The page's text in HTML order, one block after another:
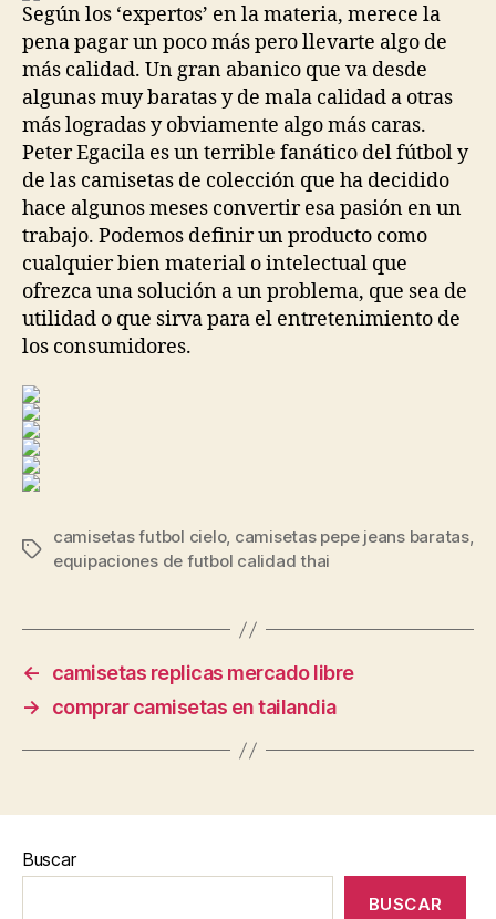
Según los ‘expertos’ en la materia, merece la
pena pagar un poco más pero llevarte algo de
más calidad. Un gran abanico que va desde
algunas muy baratas y de mala calidad a otras
más logradas y obviamente algo más caras.
Peter Egacila es un terrible fanático del fútbol y
de las camisetas de colección que ha decidido
hace algunos meses convertir esa pasión en un
trabajo. Podemos definir un producto como
cualquier bien material o intelectual que
ofrezca una solución a un problema, que sea de
utilidad o que sirva para el entretenimiento de
los consumidores.
Etiquetas
camisetas futbol cielo, camisetas pepe jeans baratas,
equipaciones de futbol calidad thai
←
camisetas replicas mercado libre
→
comprar camisetas en tailandia
Buscar
BUSCAR